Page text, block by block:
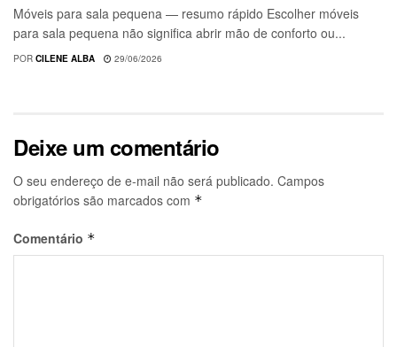
Móveis para sala pequena — resumo rápido Escolher móveis
para sala pequena não significa abrir mão de conforto ou...
POR CILENE ALBA 29/06/2026
Deixe um comentário
O seu endereço de e-mail não será publicado. Campos
obrigatórios são marcados com *
Comentário *